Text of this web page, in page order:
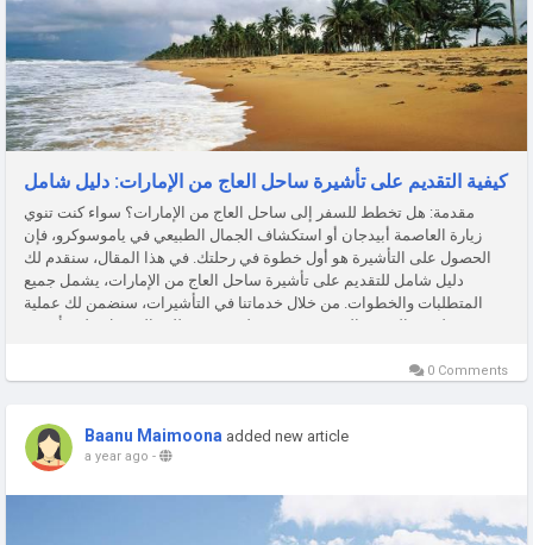
كيفية التقديم على تأشيرة ساحل العاج من الإمارات: دليل شامل
مقدمة: هل تخطط للسفر إلى ساحل العاج من الإمارات؟ سواء كنت تنوي
زيارة العاصمة أبيدجان أو استكشاف الجمال الطبيعي في ياموسوكرو، فإن
الحصول على التأشيرة هو أول خطوة في رحلتك. في هذا المقال، سنقدم لك
دليل شامل للتقديم على تأشيرة ساحل العاج من الإمارات، يشمل جميع
المتطلبات والخطوات. من خلال خدماتنا في التأشيرات، سنضمن لك عملية
تقديم سهلة وفعالة. من الضروري فهم عملية تقديم طلب الحصول على تأشيرة
0 Comments
Baanu Maimoona added new article
a year ago -